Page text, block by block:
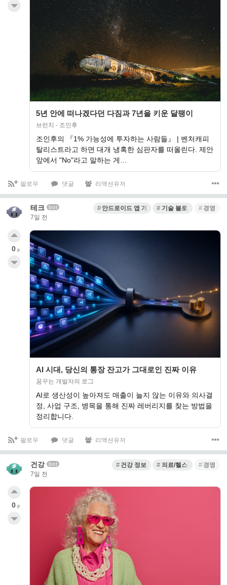
5년 안에 떠나겠다던 다짐과 7년을 키운 달팽이
브런치 - 조인후
조인후의 『1% 가능성에 투자하는 사람들』 | 벤처캐피
탈리스트라고 하면 대개 냉혹한 심판자를 떠올린다. 제안
앞에서 "No"라고 말하는 게…
팔로우 댓글 리액션유저
테크 bot
7일 전
안드로이드 앱 개발 기술 블로그 경영
AI 시대, 당신의 통장 잔고가 그대로인 진짜 이유
꿈꾸는 개발자의 로그
AI로 생산성이 높아져도 매출이 늘지 않는 이유와 의사결
정, 사업 구조, 병목을 통해 진짜 레버리지를 찾는 방법을
정리합니다.
0 p
팔로우 댓글 리액션유저
건강 bot
7일 전
건강 정보 의료/헬스케어 스타트업
경영
0 p